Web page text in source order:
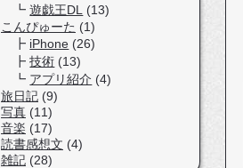
遊戯王DL
(13)
こんぴゅーた (1)
iPhone (26)
技術 (13)
アプリ紹介 (4)
旅日記 (9)
写真 (11)
音楽 (17)
読書感想文 (4)
雑記 (28)